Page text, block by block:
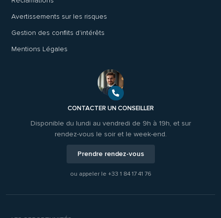
Avertissements sur les risques
Gestion des conflits d'intérêts
Mentions Légales
CONTACTER UN CONSEILLER
Disponible du lundi au vendredi de 9h à 19h, et sur
rendez-vous le soir et le week-end.
Prendre rendez-vous
ou appeler le +33 1 84 17 41 76